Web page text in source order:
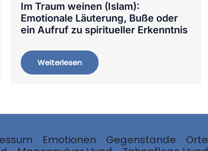
Im Traum weinen (Islam):
Emotionale Läuterung, Buße oder
ein Aufruf zu spiritueller Erkenntnis
Weiterlesen
Emotionen Gegenstände Orte